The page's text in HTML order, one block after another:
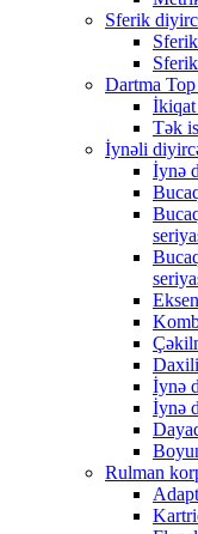
Sferik
Dartma Top
İkiqat
Tək
İynəli
İynə
İynə
İynə
Rulman